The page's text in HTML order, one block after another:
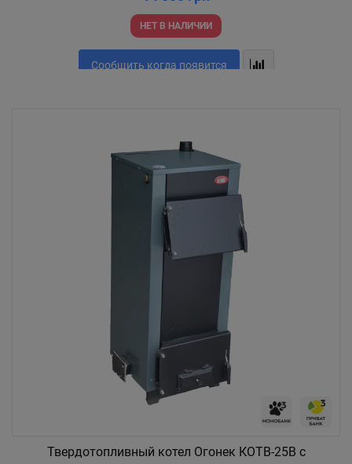
НЕТ В НАЛИЧИИ
Сообщить когда появится
Твердотопливный котел Огонек КОТВ-25В с